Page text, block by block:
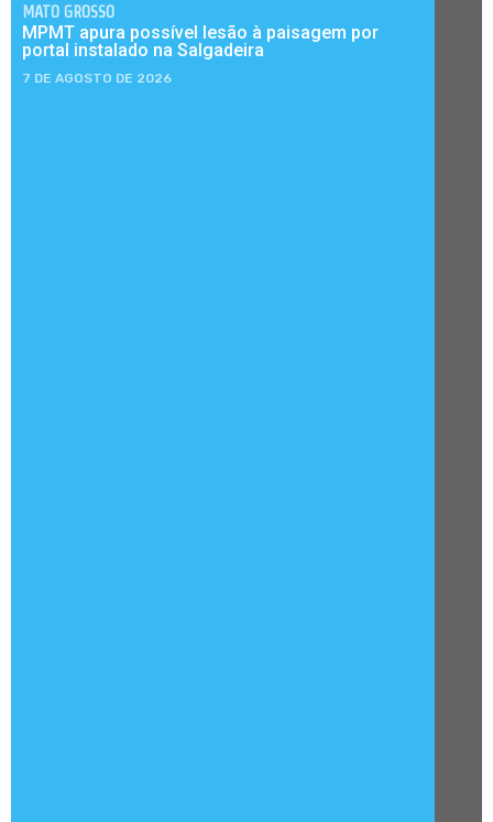
MATO GROSSO
MPMT apura possível lesão à paisagem por
portal instalado na Salgadeira
7 DE AGOSTO DE 2026